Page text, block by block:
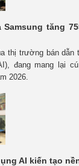
tăng
thị trường bán dẫn
đang mang lại
2026.
AI kiến tạo